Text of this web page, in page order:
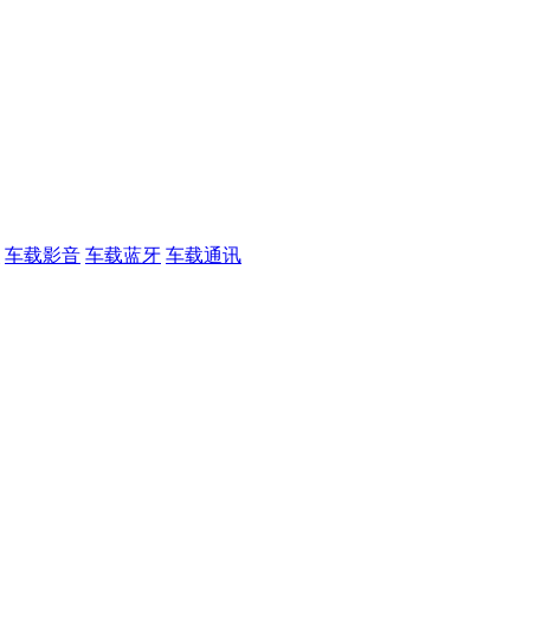
车载影音 车载蓝牙 车载通讯